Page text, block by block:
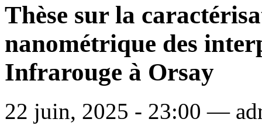
Thèse sur la
nanométrique des
Infrarouge à Orsay
22 juin, 2025 - 23:00 —